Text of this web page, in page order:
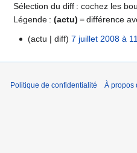
navigation
recherche
Sélection du diff : cochez les
Légende : (actu) = différence
actu diff 7 juillet 2008 à
Politique de confidentialité À propos